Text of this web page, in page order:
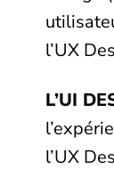
l’UX
L’UI
l’UX